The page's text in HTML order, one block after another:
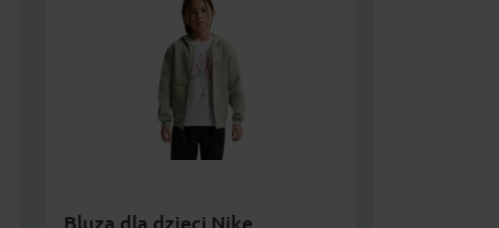
Bluza dla dzieci Nike